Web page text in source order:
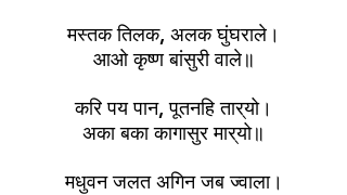
मस्तक तिलक, अलक घुंघराले।
आओ कृष्ण बांसुरी वाले॥
करि पय पान, पूतनहि तार्‌यो।
अका बका कागासुर मार्‌यो॥
मधुवन जलत अगिन जब ज्वाला।